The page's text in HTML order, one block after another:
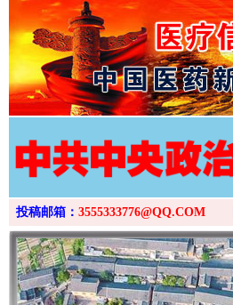
投稿邮箱： 3555333776@QQ.COM